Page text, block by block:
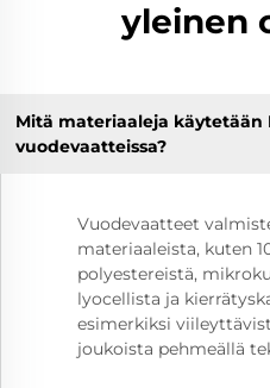
yleinen
Mitä materiaaleja käytetään
vuodevaatteissa?
Vuodevaatteet
materiaaleista, kuten
polyestereistä,
lyocellista ja
esimerkiksi
joukoista pehmeällä